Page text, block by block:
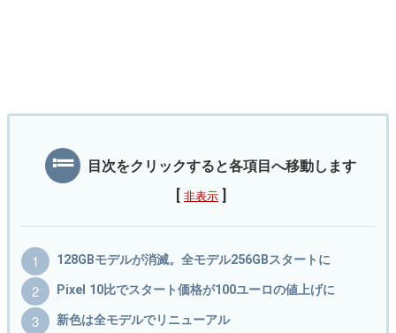
目次をクリックすると各項目へ移動します
非表示
128GBモデルが消滅。全モデル256GBスタートに
Pixel 10比でスタート価格が100ユーロの値上げに
新色は全モデルでリニューアル